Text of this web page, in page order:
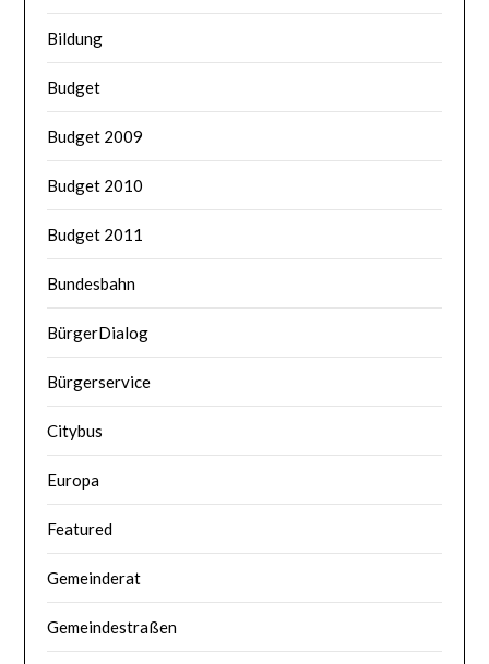
Bildung
Budget
Budget 2009
Budget 2010
Budget 2011
Bundesbahn
BürgerDialog
Bürgerservice
Citybus
Europa
Featured
Gemeinderat
Gemeindestraßen